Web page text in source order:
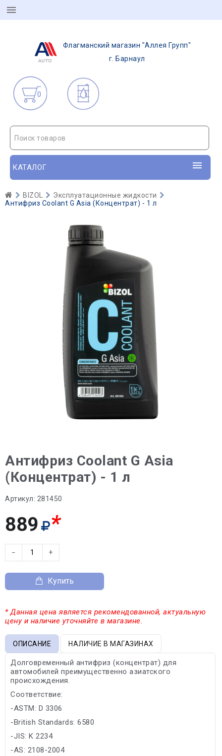
Флагманский магазин "Аллея Групп"
г. Барнаул
0
Поиск товаров
КАТАЛОГ
BIZOL
Эксплуатационные жидкости
Антифриз Coolant G Asia (Концентрат) - 1 л
Антифриз Coolant G Asia
(Концентрат) - 1 л
Артикул: 281450
889 *
− +
Купить
* Данная цена является рекомендованной, актуальную
цену и наличие уточняйте в магазине.
ОПИСАНИЕ НАЛИЧИЕ В МАГАЗИНАХ
Долговременный антифриз (концентрат) для
автомобилей преимущественно азиатского
происхождения.
Соответствие:
-ASTM: D 3306
-British Standards: 6580
-JIS: K 2234
-AS: 2108-2004